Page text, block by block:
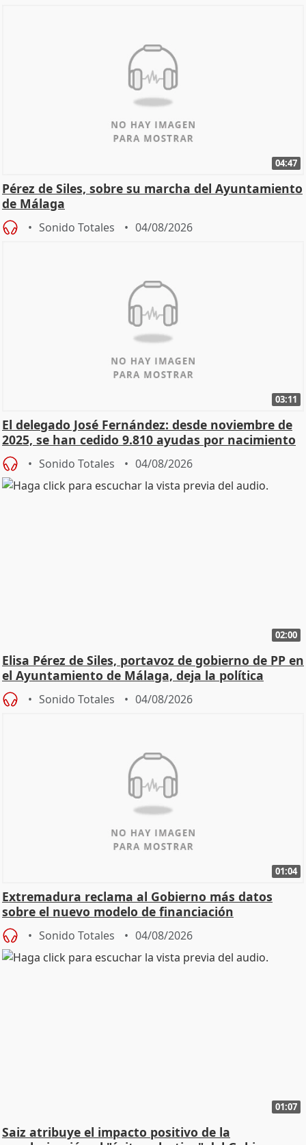
04:47
Pérez de Siles, sobre su marcha del Ayuntamiento
de Málaga
Sonido Totales 04/08/2026
03:11
El delegado José Fernández: desde noviembre de
2025, se han cedido 9.810 ayudas por nacimiento
Sonido Totales 04/08/2026
02:00
Elisa Pérez de Siles, portavoz de gobierno de PP en
el Ayuntamiento de Málaga, deja la política
Sonido Totales 04/08/2026
01:04
Extremadura reclama al Gobierno más datos
sobre el nuevo modelo de financiación
Sonido Totales 04/08/2026
01:07
Saiz atribuye el impacto positivo de la